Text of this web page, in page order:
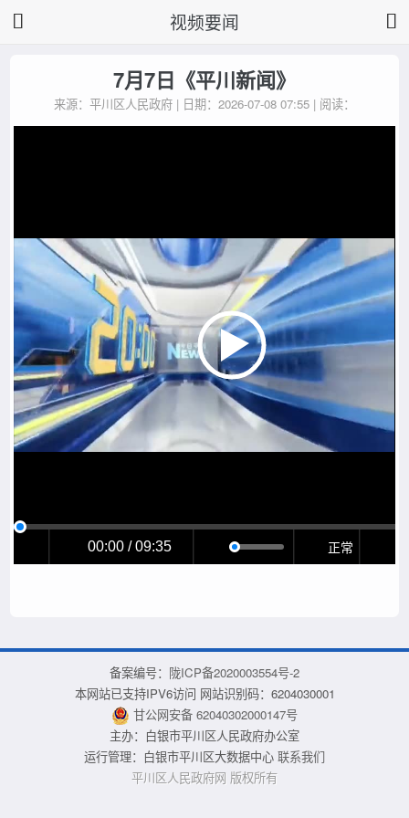
视频要闻
7月7日《平川新闻》
来源：平川区人民政府 | 日期：2026-07-08 07:55 | 阅读：
00:00 / 09:35 正常
备案编号： 陇ICP备2020003554号-2
本网站已支持IPV6访问 网站识别码：6204030001
甘公网安备 62040302000147号
主办：白银市平川区人民政府办公室
运行管理：白银市平川区大数据中心 联系我们
平川区人民政府网 版权所有